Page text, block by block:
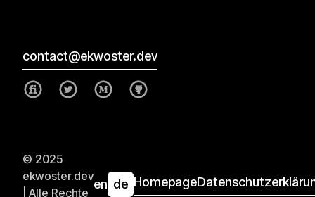
contact@ekwoster.dev
© 2025
ekwoster.dev
| Alle Rechte
en de Homepage